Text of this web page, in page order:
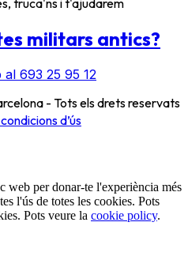
militars antics?
693 25 95 12
- Tots els drets reservats
d’ús
web per donar-te l'experiència més
l'ús de totes les cookies. Pots
Pots veure la cookie policy.